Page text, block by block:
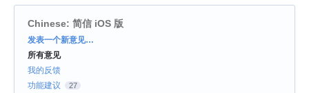
Chinese: 简信 iOS 版
分
类
发表一个新意见…
所有意见
我的反馈
功能建议
27